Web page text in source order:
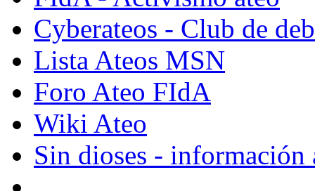
Cyberateos - Club de
Lista Ateos MSN
Foro Ateo FIdA
Wiki Ateo
Sin dioses - información